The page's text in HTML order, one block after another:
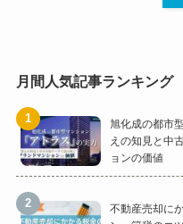
月間人気記事ランキング
旭化成の都市
えの知見と中
ョンの価値
不動産売却に